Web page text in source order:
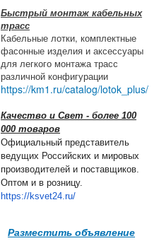
Быстрый монтаж кабельных
трасс
Кабельные лотки, комплектные
фасонные изделия и аксессуары
для легкого монтажа трасс
различной конфигурации
https://km1.ru/catalog/lotok_plus/
Качество и Свет - более 100
000 товаров
Официальный представитель
ведущих Российских и мировых
производителей и поставщиков.
Оптом и в розницу.
https://ksvet24.ru/
Разместить объявление